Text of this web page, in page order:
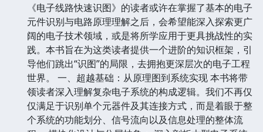
《电子线路快速识图》的读者或许在掌握了基本的电子
元件识别与电路原理理解之后，会希望能深入探索更广
阔的电子技术领域，或是将所学应用于更具挑战性的实
践。本书旨在为这类读者提供一个进阶的知识框架，引
导他们跳出“识图”的局限，去拥抱更深层次的电子工程
世界。 一、超越基础：从原理图到系统实现 本书将带
领读者深入理解复杂电子系统的构成逻辑。我们不再仅
仅满足于识别单个元器件及其连接方式，而是着眼于整
个系统的功能划分、信号流向以及信息处理的整体流